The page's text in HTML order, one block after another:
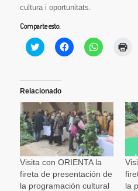
cultura i oportunitats.
Comparte esto:
Haz
clic
Twitter
(Se
en
una
ventana
nueva)
Haz
clic
en
una
ventana
nueva)
Haz
clic
una
ventana
nueva)
Relacionado
Visita con ORIENTA la
fireta de presentación de
la programación cultural
la